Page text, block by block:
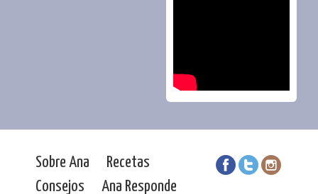
Sobre Ana
Recetas
Consejos
Ana Responde